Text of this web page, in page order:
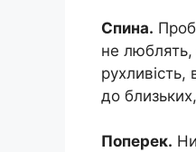
Спина.
не
до
Поперек.